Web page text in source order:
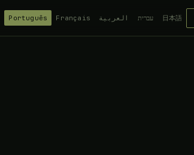
Português Français العربية עברית 日本語